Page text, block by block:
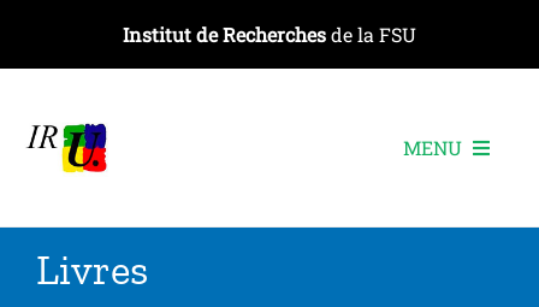
contenu
Institut de Recherchesde la FSU
MENU
Les recherches
Livres